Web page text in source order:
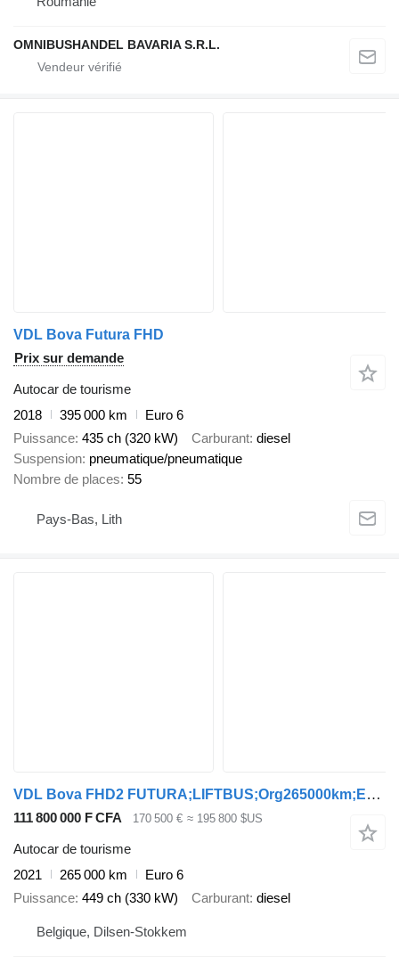
OMNIBUSHANDEL BAVARIA S.R.L.
VDL Bova Futura FHD
Prix sur demande
Autocar de tourisme
2018
395 000 km
Euro 6
Puissance 435 ch (320 kW) Carburant diesel
Suspension pneumatique/pneumatique
Nombre de places 55
Pays-Bas, Lith
VDL Bova FHD2 FUTURA;LIFTBUS;Org265000km;EURO-6;WIE NEU
111 800 000 F CFA 170 500 € ≈ 195 800 $US
Autocar de tourisme
2021
265 000 km
Euro 6
Puissance 449 ch (330 kW) Carburant diesel
Belgique, Dilsen-Stokkem